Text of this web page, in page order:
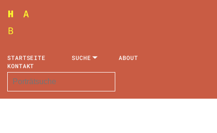
STARTSEITE SUCHE
ABOUT
KONTAKT